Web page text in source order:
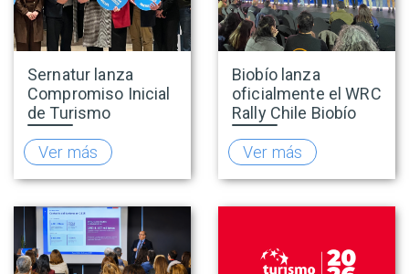
Sernatur lanza
Compromiso Inicial
de Turismo
Accesible para
promover una
oferta turística más
inclusiva
Ver más
Biobío lanza
oficialmente el WRC
Rally Chile Biobío
2026 con 141
empresas
adheridas al Sello
Rally
Ver más